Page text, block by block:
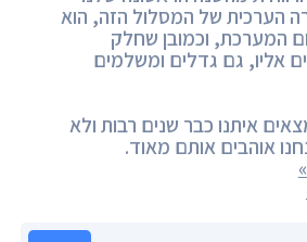
הערכית של המסלול הזה, הוא
המערכת, וכמובן שחלק
אליו, גם גדלים ומשלמים
איתנו כבר שנים רבות ולא
אוהבים אותם מאוד.